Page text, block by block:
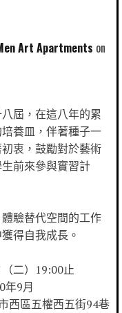
Art Apartments
屆，在這八年的累
養皿，伴著種子一
衷，鼓勵對於藝術
前來參與實習計
驗替代空間的工作
得自我成長。
二）19:00止
年9月
西區五權西五街94巷